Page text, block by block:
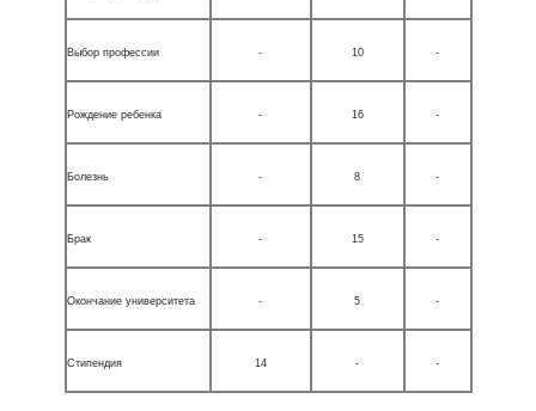
Выбор профессии - 10 -
Рождение ребенка - 16 -
Болезнь - 8 -
Брак - 15 -
Окончание университета - 5 -
Стипендия 14 - -